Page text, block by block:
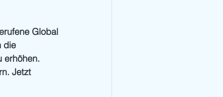
Global
die
erhöhen.
Jetzt